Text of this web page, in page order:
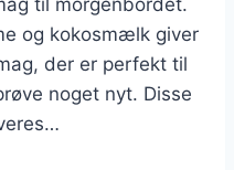
og kokosmælk giver
der er perfekt til
noget nyt. Disse